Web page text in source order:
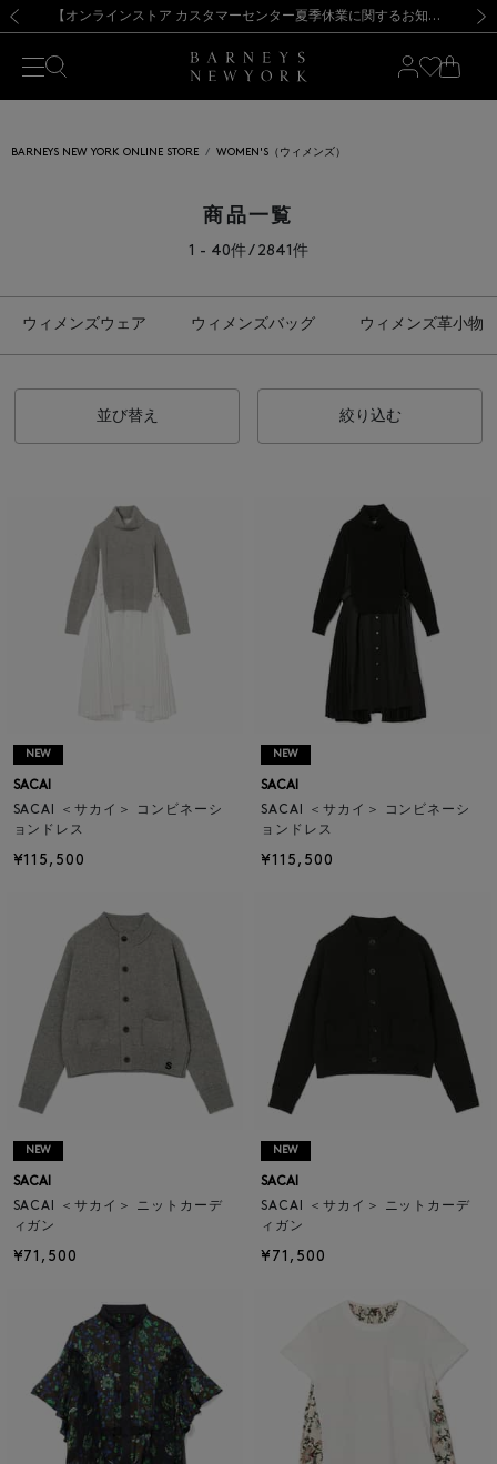
新規登録のお客様も対象！＜MY BARNEYS＞会員のお客様は11,000円（税込）以上のお買上げで常時送料無料！お買い物の際は会員登録を！
【夏季休業に伴う出荷一時停止のお知らせ】(2026.8.7) 【オンラインストア カスタマーセンター夏季休業に関するお知らせ】（2026.8.7）
【夏季休業に伴う返品・交換承り一時停止のお知らせ】（2026.8.5）
熊本県を中心とした地震の影響によるお荷物のお届けについて
【開催中】SUMMER SALEのご案内・ご注意事項 新規登録のお客様も対象！＜MY BARNEYS＞会員のお客様は11,000円（税込）以上のお買上げで常時送料無料！お買い物の際は会員登録を！
【夏季休業に伴う出荷一時停止のお知らせ】(2026.8.7)
BARNEYS NEW YORK ONLINE STORE WOMEN'S（ウィメンズ）
商品一覧
1 - 40件 / 2841件
ウィメンズウェア ウィメンズバッグ ウィメンズ革小物
並び替え 絞り込む
NEW
SACAI
SACAI ＜サカイ＞ コンビネーシ
ョンドレス
¥115,500
NEW
SACAI
SACAI ＜サカイ＞ コンビネーシ
ョンドレス
¥115,500
NEW
SACAI
SACAI ＜サカイ＞ ニットカーデ
ィガン
¥71,500
NEW
SACAI
SACAI ＜サカイ＞ ニットカーデ
ィガン
¥71,500